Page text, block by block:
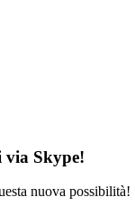
via Skype!
nuova possibilità!